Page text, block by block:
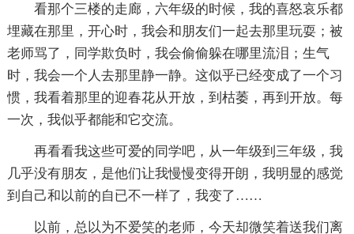
看那个三楼的走廊，六年级的时候，我的喜怒哀乐都
埋藏在那里，开心时，我会和朋友们一起去那里玩耍；被
老师骂了，同学欺负时，我会偷偷躲在哪里流泪；生气
时，我会一个人去那里静一静。这似乎已经变成了一个习
惯，我看着那里的迎春花从开放，到枯萎，再到开放。每
一次，我似乎都能和它交流。
再看看我这些可爱的同学吧，从一年级到三年级，我
几乎没有朋友，是他们让我慢慢变得开朗，我明显的感觉
到自己和以前的自已不一样了，我变了……
以前，总以为不爱笑的老师，今天却微笑着送我们离